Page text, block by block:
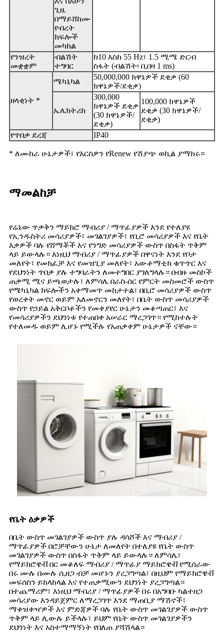
ጊዜ
በማይሸከሙ
የብረት
ክፍሎች
መካከል
የንዝረት
መቋቋም
ብልሽት
ተግባር
ከ10 እስከ 55 Hz፣ 1.5 ሚሜ ድርብ
ስፋት (ብልሽት፡ ቢበዛ 1 ms)
ዘላቂነት *
ሜካኒካል
50,000,000 ክዋኔዎች ደቂቃ (60
ክዋኔዎች/ደቂቃ)
ኤሌክትሪክ
300,000
ክዋኔዎች ደቂቃ
(30 ክዋኔዎች/
ደቂቃ)
100,000 ክዋኔዎች
ደቂቃ (30 ክዋኔዎች/
ደቂቃ)
የጥበቃ ደረጃ
IP40
* ለሙከራ ሁኔታዎች፣ የእርስዎን የRenew የሽያጭ ወኪል ያማክሩ።
ማመልከቻ
የሬኔው ጥቃቅን ማይክሮ ማብሪያ / ማጥፊያዎች እንደ የተለያዩ
የኢንዱስትሪ መሳሪያዎች፣ መገልገያዎች፣ የቢሮ መሳሪያዎች እና የቤት
እቃዎች ባሉ የሸማቾች እና የንግድ መሳሪያዎች ውስጥ በስፋት ጥቅም
ላይ ይውላሉ። እነዚህ ማብሪያ / ማጥፊያዎች በዋናነት እንደ የቦታ
መለየት፣ የመክፈቻ እና የመዝጊያ መለየት፣ አውቶማቲክ ቁጥጥር እና
የደህንነት ጥበቃ ያሉ ተግባራትን ለመተግበር ያገለግላሉ። በብዙ መስኮች
ጠቃሚ ሚና ይጫወታሉ፣ ለምሳሌ በራስ-ሰር የምርት መስመሮች ውስጥ
የሜካኒካል ክፍሎችን አቀማመጥ መከታተል፣ በቢሮ መሳሪያዎች ውስጥ
የወረቀት መኖር ወይም አለመኖርን መለየት፣ በቤት ውስጥ መሳሪያዎች
ውስጥ የኃይል አቅርቦቶችን የመቀያየር ሁኔታን መቆጣጠር፣ እና
የመሳሪያዎችን ደህንነቱ የተጠበቀ አሠራር ማረጋገጥ። የሚከተሉት
የተለመዱ ወይም ሊሆኑ የሚችሉ የአጠቃቀም ሁኔታዎች ናቸው።
የቤት ዕቃዎች
በቤት ውስጥ መገልገያዎች ውስጥ ያሉ ዳሳሾች እና ማብሪያ /
ማጥፊያዎች በሮቻቸውን ሁኔታ ለመለየት በተለያዩ የቤት ውስጥ
መገልገያዎች ውስጥ በስፋት ጥቅም ላይ ይውላሉ። ለምሳሌ፣
የማይክሮዌቭ በር መቆለፍ ማብሪያ / ማጥፊያ ማይክሮዌቭ የሚሰራው
በሩ ሙሉ በሙሉ ሲዘጋ ብቻ መሆኑን ያረጋግጣል፣ በዚህም የማይክሮዌቭ
መፍሰስን ይከላከላል እና የተጠቃሚውን ደህንነት ያረጋግጣል።
በተጨማሪም፣ እነዚህ ማብሪያ / ማጥፊያዎች በሩ በአግባቡ ካልተዘጋ
መሳሪያው እንዳይጀምር ለማረጋገጥ እንደ ማጠቢያ ማሽኖች፣
ማቀዝቀዣዎች እና ምድጃዎች ባሉ የቤት ውስጥ መገልገያዎች ውስጥ
ጥቅም ላይ ሊውሉ ይችላሉ፣ ይህም የቤት ውስጥ መገልገያዎችን
ደህንነት እና አስተማማኝነት የበለጠ ያሻሽላል።